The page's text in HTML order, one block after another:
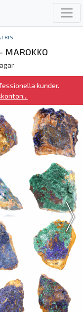
MAROKKO
kunder.